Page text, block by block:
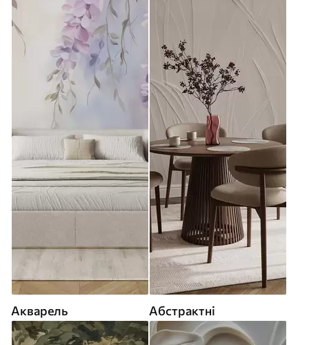
Акварель Абстрактні